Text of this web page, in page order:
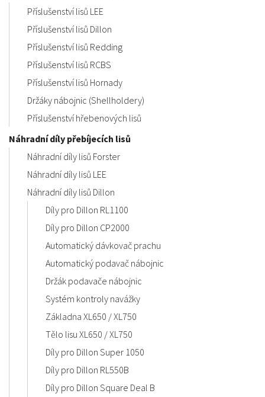
Příslušenství lisů LEE
Příslušenství lisů Dillon
Příslušenství lisů Redding
Příslušenství lisů RCBS
Příslušenství lisů Hornady
Držáky nábojnic (Shellholdery)
Příslušenství hřebenových lisů
Náhradní díly přebíjecích lisů
Náhradní díly lisů Forster
Náhradní díly lisů LEE
Náhradní díly lisů Dillon
Díly pro Dillon RL1100
Díly pro Dillon CP2000
Automatický dávkovač prachu
Automatický podavač nábojnic
Držák podavače nábojnic
Systém kontroly navážky
Základna XL650 / XL750
Tělo lisu XL650 / XL750
Díly pro Dillon Super 1050
Díly pro Dillon RL550B
Díly pro Dillon Square Deal B